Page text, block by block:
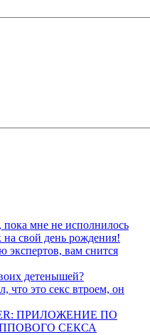
мне не исполнилось
свой день рождения!
экспертов, вам снится
детенышей?
что это секс втроем, он
ПРИЛОЖЕНИЕ ПО
СЕКСА